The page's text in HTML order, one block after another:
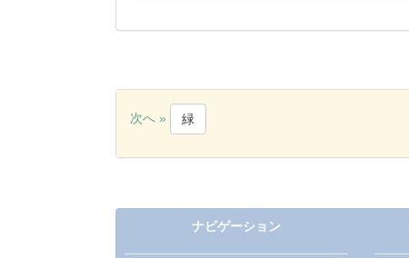
次へ » 緑
ナビゲーション